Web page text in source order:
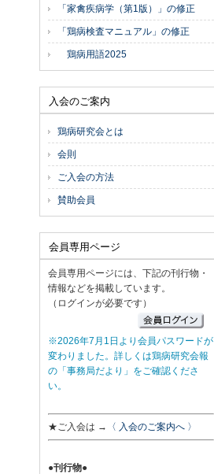
「家禽疾病学（第1版）」の修正
「鶏病検査マニュアル」の修正
鶏病用語2025
入会のご案内
鶏病研究会とは
会則
ご入会の方法
賛助会員
会員専用ページ
会員専用ページには、下記の刊行物・
情報などを掲載しています。
（ログインが必要です）
※2026年7月1日より会員パスワードが
変わりました。詳しくは鶏病研究会報
の「事務局だより」をご確認くださ
い。
★ご入会は → 〈 入会のご案内へ 〉
●刊行物●